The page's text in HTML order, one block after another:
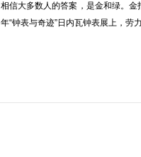
相信大多数人的答案，是金和绿。
年“钟表与奇迹”日内瓦钟表展上，劳